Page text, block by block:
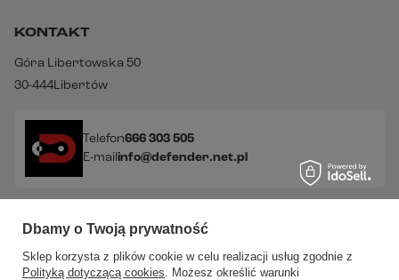
KONTAKT
Góra Libertowska 50
30-444Libertów
Telefon666 303 505
E-mailinfo@defender.net.pl
Sprawdź nasze social media!
Dbamy o Twoją prywatność
Sklep korzysta z plików cookie w celu realizacji usług zgodnie z
Polityką dotyczącą cookies. Możesz określić warunki